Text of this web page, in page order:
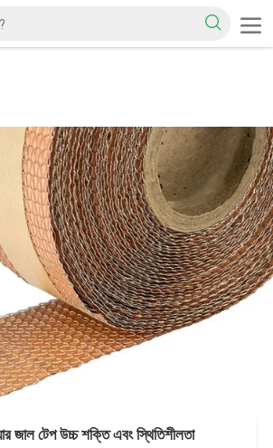
জাল টেপ উচ্চ শক্তি এবং স্থিতিশীলতা